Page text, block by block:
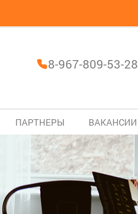
8-967-809-53-28
ПАРТНЕРЫ ВАКАНСИИ